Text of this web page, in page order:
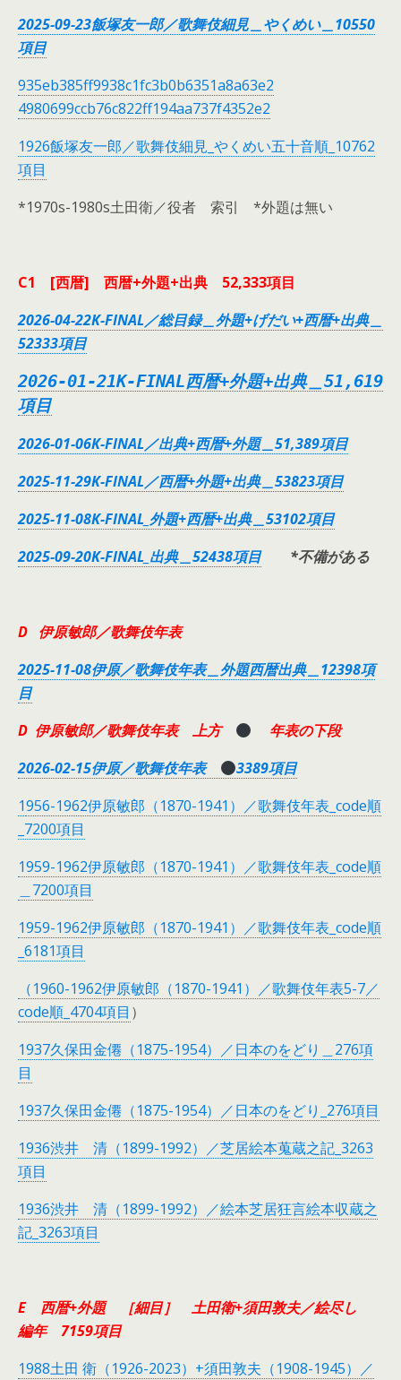
2025-09-23飯塚友一郎／歌舞伎細見＿やくめい＿10550
項目
935eb385ff9938c1fc3b0b6351a8a63e2
4980699ccb76c822ff194aa737f4352e2
1926飯塚友一郎／歌舞伎細見_やくめい五十音順_10762
項目
*1970s-1980s土田衛／役者 索引 *外題は無い
C1 [西暦] 西暦+外題+出典 52,333項目
2026-04-22K-FINAL／総目録＿外題+げだい+西暦+出典＿
52333項目
2026-01-21K-FINAL西暦+外題+出典＿51,619
項目
2026-01-06K-FINAL／出典+西暦+外題＿51,389項目
2025-11-29K-FINAL／西暦+外題+出典＿53823項目
2025-11-08K-FINAL_外題+西暦+出典＿53102項目
2025-09-20K-FINAL_出典＿52438項目*不備がある
D 伊原敏郎／歌舞伎年表
2025-11-08伊原／歌舞伎年表＿外題西暦出典＿12398項
目
D 伊原敏郎／歌舞伎年表 上方
年表の下段
2026-02-15伊原／歌舞伎年表
3389項目
1956-1962伊原敏郎（1870-1941）／歌舞伎年表_code順
_7200項目
1959-1962伊原敏郎（1870-1941）／歌舞伎年表_code順
＿7200項目
1959-1962伊原敏郎（1870-1941）／歌舞伎年表_code順
_6181項目
（1960-1962伊原敏郎（1870-1941）／歌舞伎年表5-7／
code順_4704項目 ）
1937久保田金僊（1875-1954）／日本のをどり＿276項
目
1937久保田金僊（1875-1954）／日本のをどり_276項目
1936渋井 清（1899-1992）／芝居絵本蒐蔵之記_3263
項目
1936渋井 清（1899-1992）／絵本芝居狂言絵本収蔵之
記_3263項目
E 西暦+外題 ［細目］ 土田衛+須田敦夫／絵尽し
編年 7159項目
1988土田 衛（1926-2023）+須田敦夫（1908-1945）／